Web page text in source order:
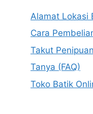
Alamat Lokasi
Cara
Takut
Tanya (FAQ)
Toko Batik